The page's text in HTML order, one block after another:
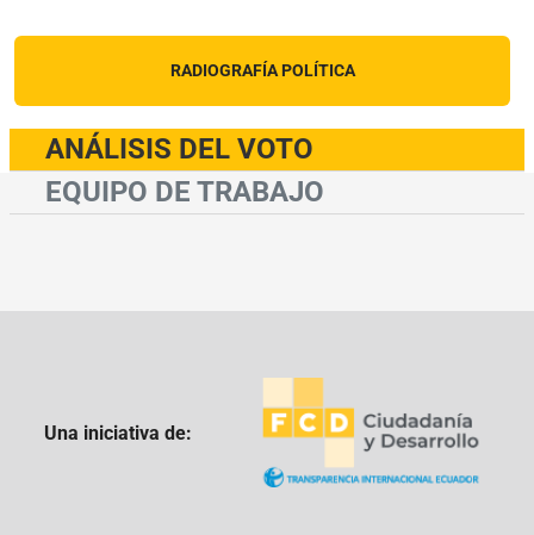
RADIOGRAFÍA POLÍTICA
ANÁLISIS DEL VOTO
EQUIPO DE TRABAJO
Una iniciativa de: